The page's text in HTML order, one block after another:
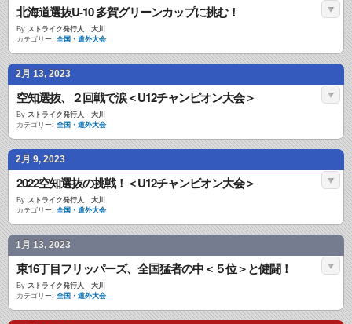
北海道選抜U-10 多賀グリーンカップに挑む！
By ストライク発行人 大川
カテゴリー: 全国・道外大会
2月 13, 2023
空知選抜、２回戦で涙＜U12チャンピオン大会＞
By ストライク発行人 大川
カテゴリー: 全国・道外大会
2月 9, 2023
2022空知選抜の挑戦！＜U12チャンピオン大会＞
By ストライク発行人 大川
カテゴリー: 全国・道外大会
1月 13, 2023
東16丁目フリッパーズ、全国猛者の中＜５位＞と健闘！
By ストライク発行人 大川
カテゴリー: 全国・道外大会